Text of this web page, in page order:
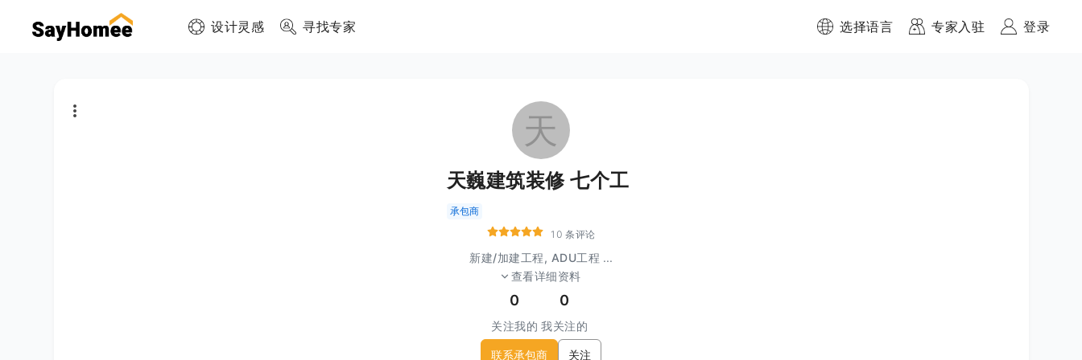
设计灵感 寻找专家 选择语言 专家入驻 登录
天
天巍建筑装修 七个工
承包商
10 条评论
新建/加建工程, ADU工程 ...
查看详细资料
0
关注我的
0
我关注的
联系承包商 关注